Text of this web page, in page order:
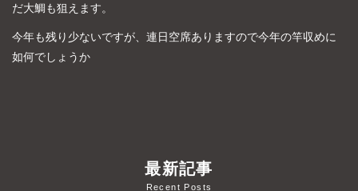
だ大鯛も狙えます。
今年も残り少ないですが、連日空席ありますので今年の竿収めに
如何でしょうか
最新記事
Recent Posts